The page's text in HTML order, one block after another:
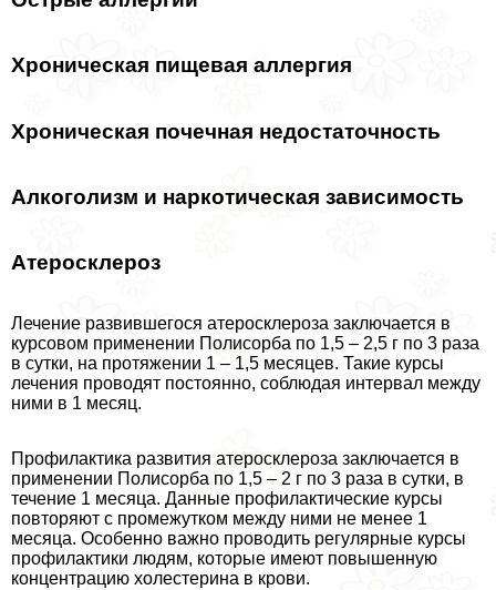
Хроническая пищевая аллергия
Хроническая почечная недостаточность
Алкоголизм и наркотическая зависимость
Атеросклероз
Лечение развившегося атеросклероза заключается в
курсовом применении Полисорба по 1,5 – 2,5 г по 3 раза
в сутки, на протяжении 1 – 1,5 месяцев. Такие курсы
лечения проводят постоянно, соблюдая интервал между
ними в 1 месяц.
Профилактика развития атеросклероза заключается в
применении Полисорба по 1,5 – 2 г по 3 раза в сутки, в
течение 1 месяца. Данные профилактические курсы
повторяют с промежутком между ними не менее 1
месяца. Особенно важно проводить регулярные курсы
профилактики людям, которые имеют повышенную
концентрацию холестерина в крови.